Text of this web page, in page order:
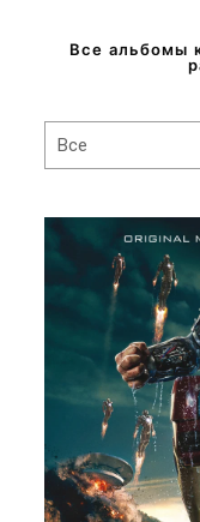
Все альбомы